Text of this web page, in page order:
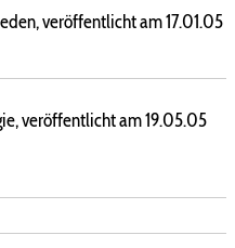
veröffentlicht am 17.01.05
veröffentlicht am 19.05.05